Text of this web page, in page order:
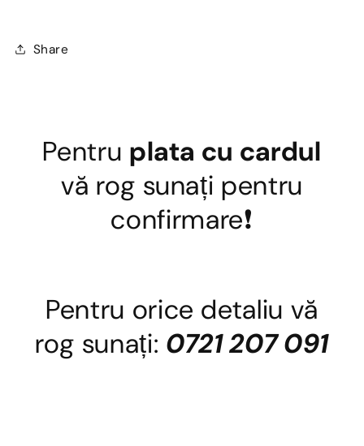
Share
Pentru plata cu cardul
vă rog sunați pentru
confirmare❗
Pentru orice detaliu vă
rog sunați: 0721 207 091